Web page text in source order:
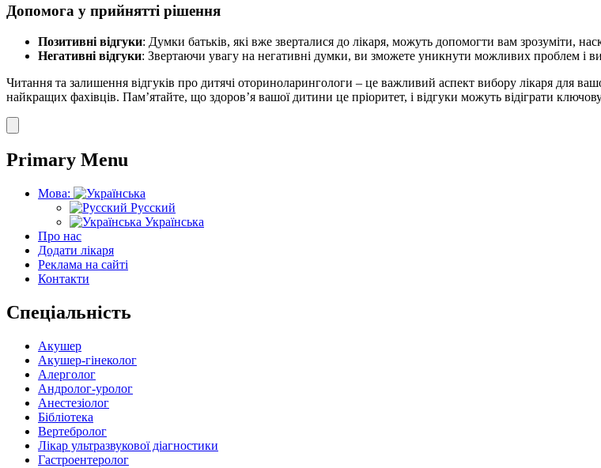
Допомога у прийнятті рішення
Позитивні відгуки: Думки батьків, які вже зверталися до лікаря, можуть допомогти вам зрозуміти,
Негативні відгуки: Звертаючи увагу на негативні думки, ви зможете уникнути можливих проблем і
Читання та залишення відгуків про дитячі оториноларингологи – це важливий аспект вибору лікаря для
найкращих фахівців. Пам’ятайте, що здоров’я вашої дитини це пріоритет, і відгуки можуть відіграти
Primary Menu
Мова:
Русский
Українська
Про нас
Додати лікаря
Реклама на сайті
Контакти
Спеціальність
Акушер
Акушер-гінеколог
Алерголог
Андролог-уролог
Анестезіолог
Бібліотека
Вертебролог
Лікар ультразвукової діагностики
Гастроентеролог